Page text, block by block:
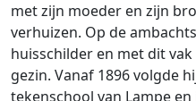
met zijn moeder en zijn
verhuizen. Op de
huisschilder en met dit
gezin. Vanaf 1896 volgde
tekenschool van Lampe